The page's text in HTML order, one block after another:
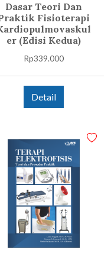
Dasar Teori Dan
Fisioterapi
er (Edisi Kedua)
Rp339.000
Detail